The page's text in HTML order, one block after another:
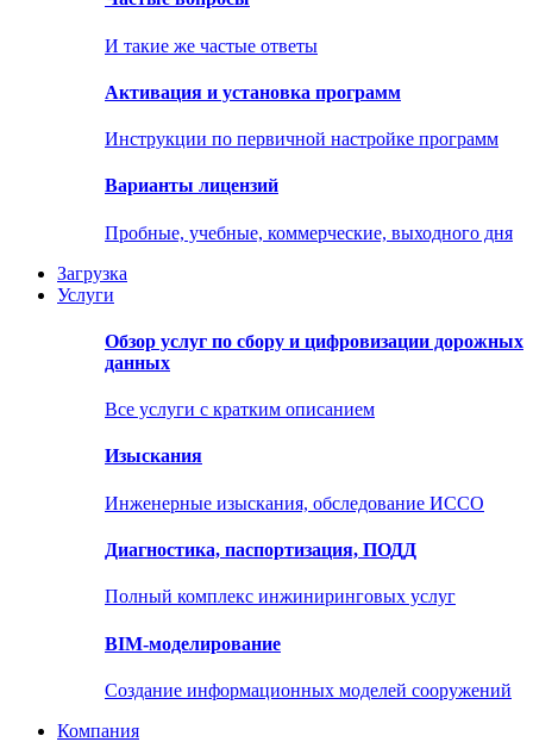
И такие же частые ответы
Активация и установка программ
Инструкции по первичной настройке программ
Варианты лицензий
Пробные, учебные, коммерческие, выходного дня
Загрузка
Услуги
Обзор услуг по сбору и цифровизации дорожных
данных
Все услуги с кратким описанием
Изыскания
Инженерные изыскания, обследование ИССО
Диагностика, паспортизация, ПОДД
Полный комплекс инжиниринговых услуг
BIM-моделирование
Создание информационных моделей сооружений
Компания